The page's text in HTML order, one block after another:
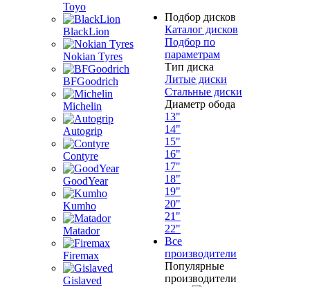
Toyo
BlackLion
Nokian Tyres
BFGoodrich
Michelin
Autogrip
Contyre
GoodYear
Kumho
Matador
Firemax
Gislaved
Подбор дисков
Каталог дисков
Подбор по
параметрам
Тип диска
Литые диски
Стальные диски
Диаметр обода
13"
14"
15"
16"
17"
18"
19"
20"
21"
22"
Все
производители
Популярные
производители